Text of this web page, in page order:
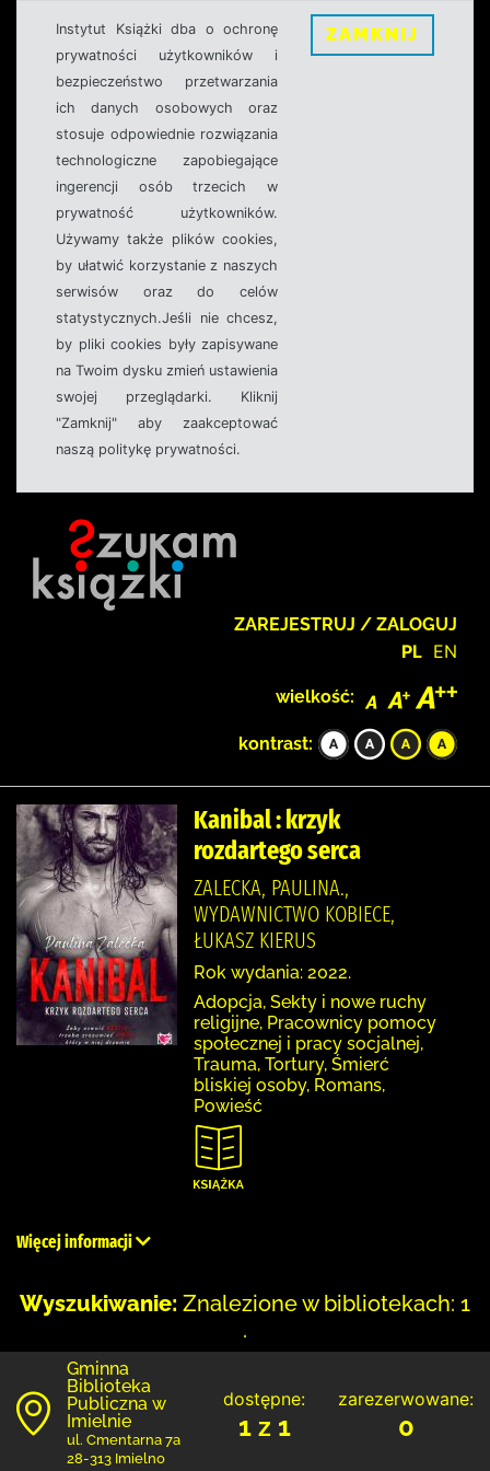
Instytut Książki dba o ochronę
prywatności użytkowników i
bezpieczeństwo przetwarzania
ich danych osobowych oraz
stosuje odpowiednie rozwiązania
technologiczne zapobiegające
ingerencji osób trzecich w
prywatność użytkowników.
Używamy także plików cookies,
by ułatwić korzystanie z naszych
serwisów oraz do celów
statystycznych.Jeśli nie chcesz,
by pliki cookies były zapisywane
na Twoim dysku zmień ustawienia
swojej przeglądarki. Kliknij
"Zamknij" aby zaakceptować
naszą politykę prywatności.
ZAMKNIJ
ZAREJESTRUJ / ZALOGUJ
PL EN
wielkość:
kontrast:
Kanibal : krzyk
rozdartego serca
ZALECKA, PAULINA.,
WYDAWNICTWO KOBIECE,
ŁUKASZ KIERUS
Rok wydania: 2022.
Adopcja, Sekty i nowe ruchy
religijne, Pracownicy pomocy
społecznej i pracy socjalnej,
Trauma, Tortury, Śmierć
bliskiej osoby, Romans,
Powieść
Więcej informacji
Wyszukiwanie: Znalezione w bibliotekach: 1
.
Gminna
Biblioteka
Publiczna w
Imielnie
ul. Cmentarna 7a
28-313 Imielno
dostępne:
1 z 1
zarezerwowane:
0